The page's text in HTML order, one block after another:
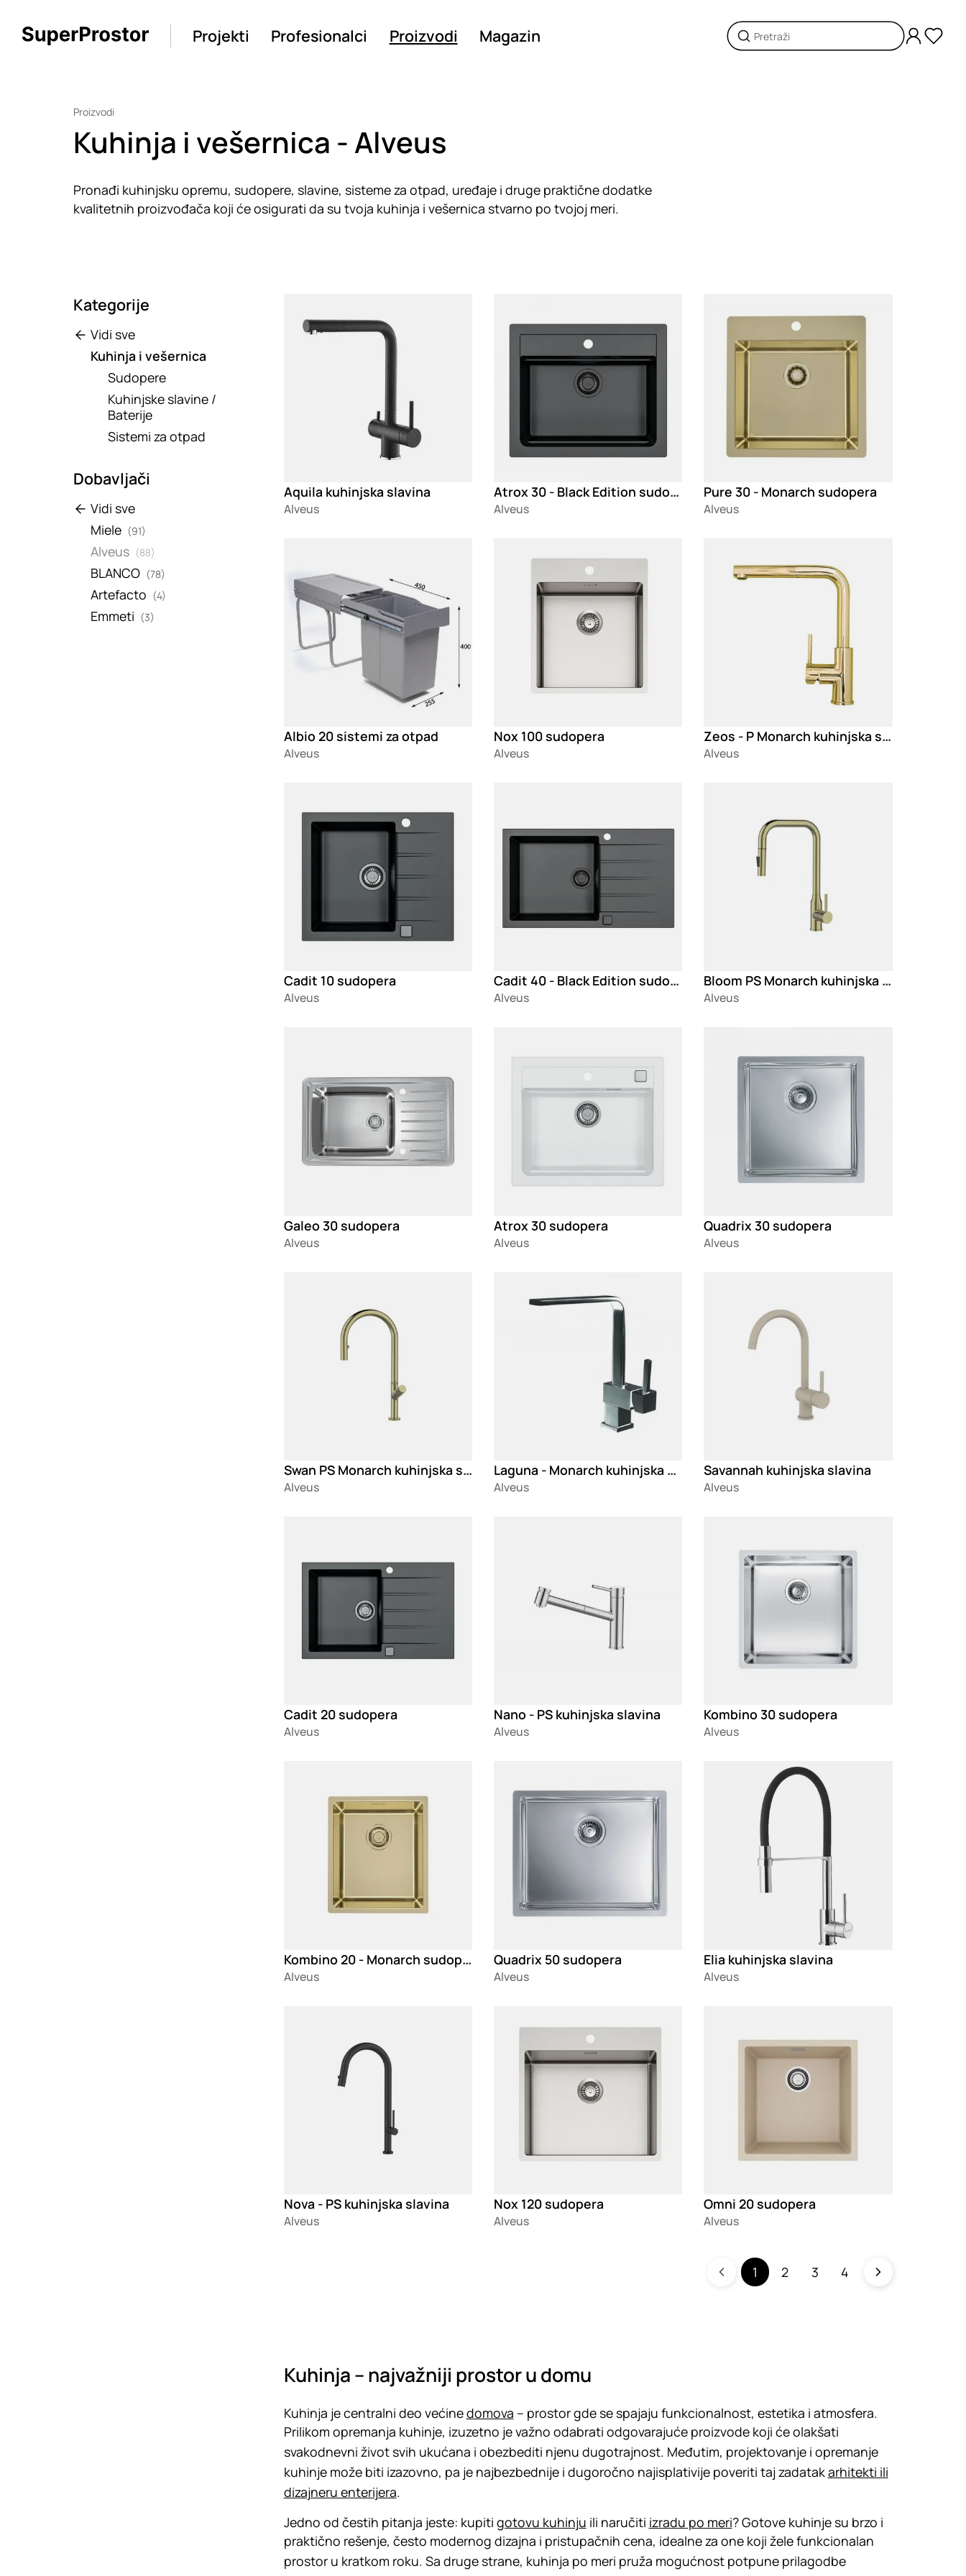
Projekti Profesionalci Proizvodi Magazin
Proizvodi
Kuhinja i vešernica - Alveus
Pronađi kuhinjsku opremu, sudopere, slavine, sisteme za otpad, uređaje i druge praktične dodatke
kvalitetnih proizvođača koji će osigurati da su tvoja kuhinja i vešernica stvarno po tvojoj meri.
Kategorije
Vidi sve
Kuhinja i vešernica
Sudopere
Kuhinjske slavine /
Baterije
Sistemi za otpad
Dobavljači
Vidi sve
Miele (91)
Alveus (88)
BLANCO (78)
Artefacto (4)
Emmeti (3)
Aquila kuhinjska slavina
Alveus
Atrox 30 - Black Edition sudopera
Alveus
Pure 30 - Monarch sudopera
Alveus
Albio 20 sistemi za otpad
Alveus
Nox 100 sudopera
Alveus
Zeos - P Monarch kuhinjska slavina
Alveus
Cadit 10 sudopera
Alveus
Cadit 40 - Black Edition sudopera
Alveus
Bloom PS Monarch kuhinjska slavina
Alveus
Galeo 30 sudopera
Alveus
Atrox 30 sudopera
Alveus
Quadrix 30 sudopera
Alveus
Swan PS Monarch kuhinjska slavina
Alveus
Laguna - Monarch kuhinjska slavina
Alveus
Savannah kuhinjska slavina
Alveus
Cadit 20 sudopera
Alveus
Nano - PS kuhinjska slavina
Alveus
Kombino 30 sudopera
Alveus
Kombino 20 - Monarch sudopera
Alveus
Quadrix 50 sudopera
Alveus
Elia kuhinjska slavina
Alveus
Nova - PS kuhinjska slavina
Alveus
Nox 120 sudopera
Alveus
Omni 20 sudopera
Alveus
1 2 3 4
Kuhinja – najvažniji prostor u domu
Kuhinja je centralni deo većinedomova – prostor gde se spajaju funkcionalnost, estetika i atmosfera.
Prilikom opremanja kuhinje, izuzetno je važno odabrati odgovarajuće proizvode koji će olakšati
svakodnevni život svih ukućana i obezbediti njenu dugotrajnost. Međutim, projektovanje i opremanje
kuhinje može biti izazovno, pa je najbezbednije i dugoročno najisplativije poveriti taj zadatakarhitekti ili
dizajneru enterijera.
Jedno od čestih pitanja jeste: kupiti gotovu kuhinju ili naručiti izradu po meri? Gotove kuhinje su brzo i
praktično rešenje, često modernog dizajna i pristupačnih cena, idealne za one koji žele funkcionalan
prostor u kratkom roku. Sa druge strane, kuhinja po meri pruža mogućnost potpune prilagodbe